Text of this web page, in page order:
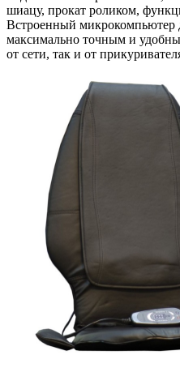
шиацу, прокат роликом,
Встроенный микрокомпьютер
максимально точным и
от сети, так и от